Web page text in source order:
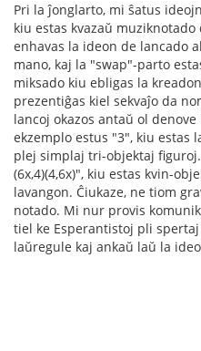
Pri la ĵonglarto, mi ŝatus
kiu estas kvazaŭ
enhavas la ideon de lancado
mano, kaj la "swap"-parto
miksado kiu ebligas la
prezentiĝas kiel sekvaĵo da
lancoj okazos antaŭ ol
ekzemplo estus "3", kiu estas
plej simplaj tri-objektaj
(6x,4)(4,6x)", kiu estas kvin-
lavangon. Ĉiukaze, ne tiom
notado. Mi nur provis
tiel ke Esperantistoj pli
laŭregule kaj ankaŭ laŭ la